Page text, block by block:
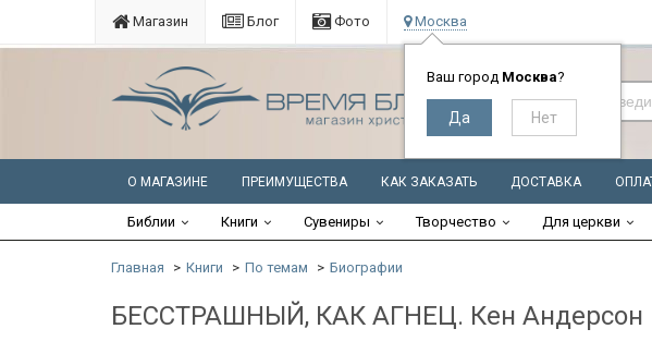
Магазин Блог Фото Москва
Ваш город Москва?
О МАГАЗИНЕ ПРЕИМУЩЕСТВА КАК ЗАКАЗАТЬ ДОСТАВКА
Библии Книги Сувениры Творчество Для церкви
Главная Книги По темам Биографии
БЕССТРАШНЫЙ, КАК АГНЕЦ. Кен Андерсон